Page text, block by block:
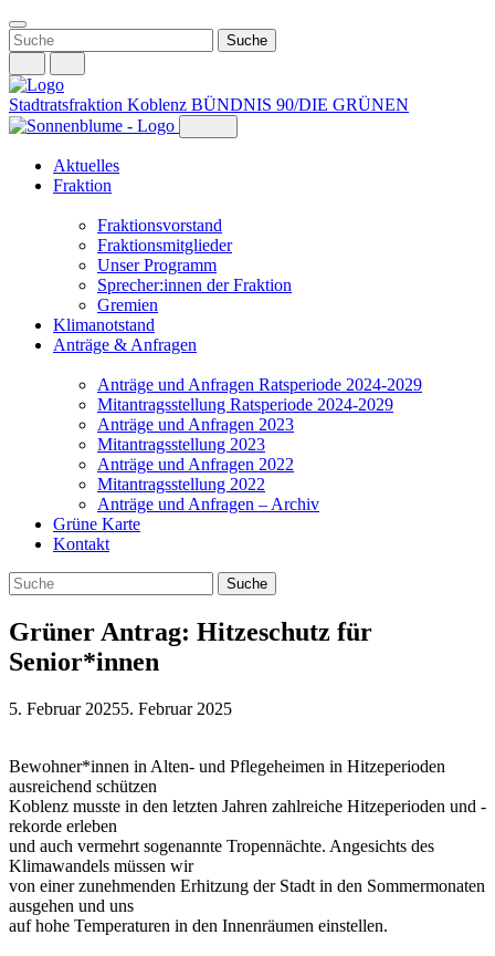
Weiter
zum
Inhalt
Stadtratsfraktion Koblenz BÜNDNIS 90/DIE GRÜNEN
Aktuelles
Fraktion
Fraktionsvorstand
Fraktionsmitglieder
Unser Programm
Sprecher:innen der Fraktion
Gremien
Klimanotstand
Anträge & Anfragen
Anträge und Anfragen Ratsperiode 2024-2029
Mitantragsstellung Ratsperiode 2024-2029
Anträge und Anfragen 2023
Mitantragsstellung 2023
Anträge und Anfragen 2022
Mitantragsstellung 2022
Anträge und Anfragen – Archiv
Grüne Karte
Kontakt
Grüner Antrag: Hitzeschutz für
Senior*innen
5. Februar 20255. Februar 2025
Bewohner*innen in Alten- und Pflegeheimen in Hitzeperioden
ausreichend schützen
Koblenz musste in den letzten Jahren zahlreiche Hitzeperioden und -
rekorde erleben
und auch vermehrt sogenannte Tropennächte. Angesichts des
Klimawandels müssen wir
von einer zunehmenden Erhitzung der Stadt in den Sommermonaten
ausgehen und uns
auf hohe Temperaturen in den Innenräumen einstellen.